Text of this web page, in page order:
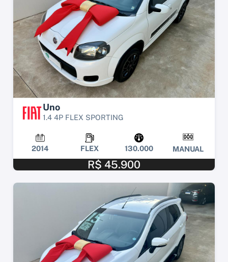
Uno
1.4 4P FLEX SPORTING
2014 FLEX 130.000 MANUAL
R$ 45.900